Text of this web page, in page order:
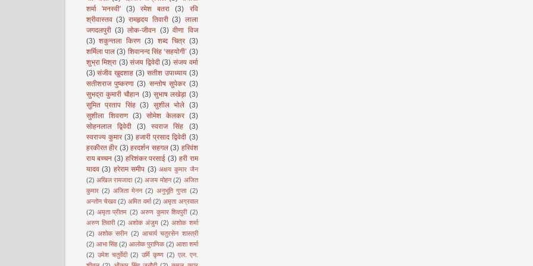
शर्मा 'मनस्वी'
(3) रमेश बतरा (3)
रवि
श्रीवास्तव (3) रामहृदय तिवारी (3) लाला
जगदलपुरी (3) लोक-जीवन (3) वीणा विज
(3) शकुन्तला किरण (3) शब्द चित्र (3)
शर्मिला पाल (3) शिवानन्द सिंह ‘सहयोगी’ (3)
शुभ्रा मिश्रा (3) संजय द्विवेदी (3) संजय वर्मा
(3) संजीव खुदशाह (3) सतीश उपाध्याय (3)
सतीशराज पुष्करणा (3) सन्तोष सुपेकर (3)
सुभद्रा कुमारी चौहान (3) सुभाष लखेड़ा (3)
सुमित प्रताप सिंह (3) सुशील भोले (3)
सुशीला शिवराण
(3) सोमेश केलकर
(3)
सोहनलाल द्विवेदी
(3) स्वराज सिंह
(3)
स्वराज्य कुमार (3) हजारी प्रसाद द्विवेदी (3)
हरकीरत हीर (3) हरदर्शन सहगल (3) हरिवंश
राय बच्चन (3) हरिशंकर परसाई (3) हरी राम
यादव (3) हरेराम समीप (3) अक्षय कुमार जैन
(2) अखिल रायजादा (2) अजय मोहन (2) अजित
कुमार (2) अजिता मेनन (2) अनुभूति गुप्ता (2)
अन्तोन चेखव (2) अमित वर्मा (2) अमृता अग्रवाल
(2) अमृता प्रीतम (2) अरुण कुमार शिवपुरी (2)
अरुण तिवारी (2) अशोक अंजुम (2) अशोक शर्मा
(2) अशोक सरीन (2) आचार्य चतुरसेन शास्त्री
(2) आभा सिंह (2) आलोक पुराणिक (2) आशा शर्मा
(2) उमेश चतुर्वेदी (2) उर्मि कृष्ण (2) एल. एन.